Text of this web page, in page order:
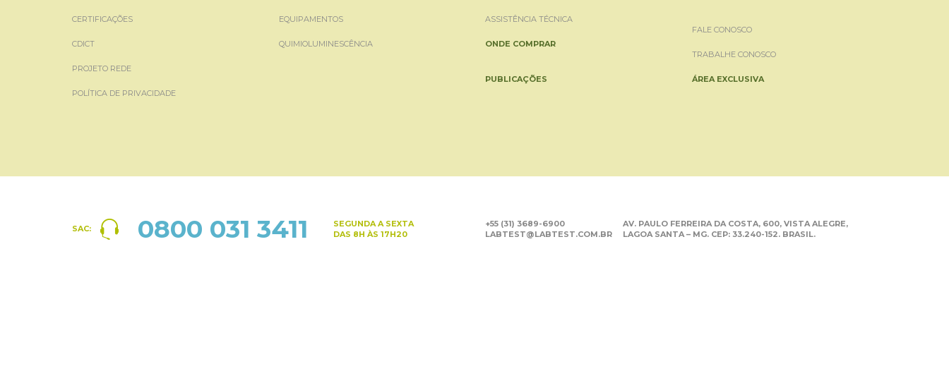
CERTIFICAÇÕES
CDICT
PROJETO REDE
POLÍTICA DE PRIVACIDADE
EQUIPAMENTOS
QUIMIOLUMINESCÊNCIA
ASSISTÊNCIA TÉCNICA
ONDE COMPRAR
PUBLICAÇÕES
FALE CONOSCO
TRABALHE CONOSCO
ÁREA EXCLUSIVA
SAC: 0800 031 3411
SEGUNDA A SEXTA
DAS 8H ÀS 17H20
+55 (31) 3689-6900
LABTEST@LABTEST.COM.BR
AV. PAULO FERREIRA DA COSTA, 600, VISTA ALEGRE,
LAGOA SANTA – MG. CEP: 33.240-152. BRASIL.